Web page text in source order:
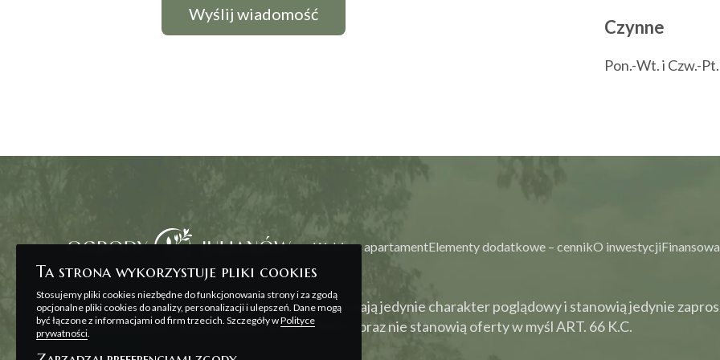
Czynne
Pon.-Wt. i Czw.-
Wybierz apartamentElementy dodatkowe – cennikO inwestycji
Wszelkie prezentowane na stronie materiały mają jedynie charakter poglądowy i stanowią jedynie
zawarcia umowy, o której mowa w ART. 71 K.C. oraz nie stanowią oferty w myśl ART. 66 K.C.
Ta strona wykorzystuje pliki cookies
Stosujemy pliki cookies niezbędne do funkcjonowania strony i za zgodą
opcjonalne pliki cookies do analizy, personalizacji i ulepszeń. Dane mogą
być łączone z informacjami od firm trzecich. Szczegóły wPolityce
prywatności.